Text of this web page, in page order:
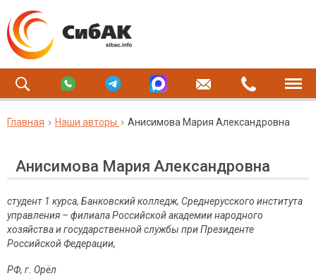
Главная Наши авторы Анисимова Мария Александровна
Анисимова Мария Александровна
студент 1 курса, Банковский колледж, Среднерусского института
управления – филиала Российской академии народного
хозяйства и государственной службы при Президенте
Российской Федерации,
РФ, г. Орёл